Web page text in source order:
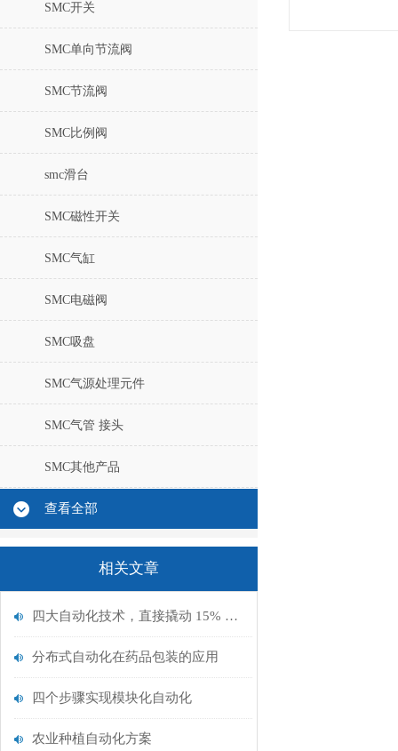
SMC开关
SMC单向节流阀
SMC节流阀
SMC比例阀
smc滑台
SMC磁性开关
SMC气缸
SMC电磁阀
SMC吸盘
SMC气源处理元件
SMC气管 接头
SMC其他产品
查看全部
相关文章
四大自动化技术，直接撬动 15% 节能
分布式自动化在药品包装的应用
四个步骤实现模块化自动化
农业种植自动化方案